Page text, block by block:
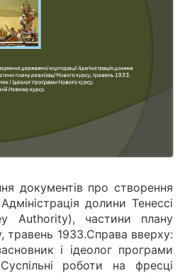
документів про створення
долини Тенессі
Authority), частини плану
травень 1933.Справа вверху:
і ідеолог програми
роботи на фресці